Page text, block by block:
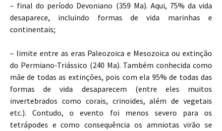
– final do período Devoniano (359 Ma). Aqui, 75% da vida
desaparece, incluindo formas de vida marinhas e
continentais;
– limite entre as eras Paleozoica e Mesozoica ou extinção
do Permiano-Triássico (240 Ma). Também conhecida como
mãe de todas as extinções, pois com ela 95% de todas das
formas de vida desaparecem (entre eles muitos
invertebrados como corais, crinoides, além de vegetais
etc.). Contudo, o evento foi menos severo para os
tetrápodes e como consequência os amniotas virão se